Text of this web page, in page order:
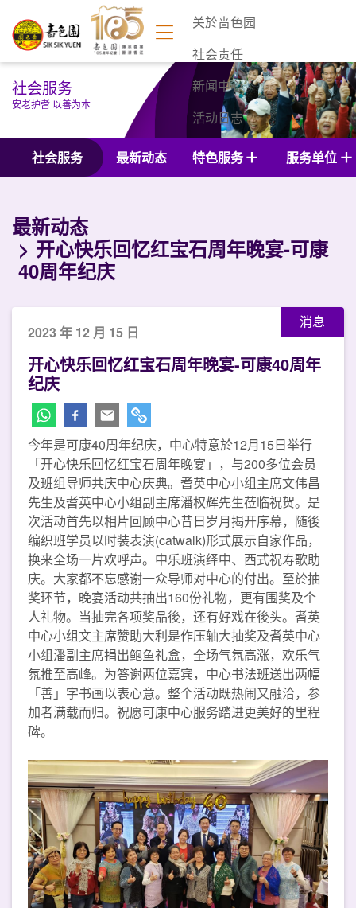
关於啬色园
社会责任
新闻中心
活动日志
联络我们
社会服务
安老护耆 以善为本
社会服务 最新动态 特色服务 服务单位
最新动态
开心快乐回忆红宝石周年晚宴-可康
40周年纪庆
消息
2023 年 12 月 15 日
开心快乐回忆红宝石周年晚宴-可康40周年
纪庆
今年是可康40周年纪庆，中心特意於12月15日举行
「开心快乐回忆红宝石周年晚宴」，与200多位会员
及班组导师共庆中心庆典。耆英中心小组主席文伟昌
先生及耆英中心小组副主席潘权辉先生莅临祝贺。是
次活动首先以相片回顾中心昔日岁月揭开序幕，随後
编织班学员以时装表演(catwalk)形式展示自家作品，
换来全场一片欢呼声。中乐班演绎中、西式祝寿歌助
庆。大家都不忘感谢一众导师对中心的付出。至於抽
奖环节，晚宴活动共抽出160份礼物，更有围奖及个
人礼物。当抽完各项奖品後，还有好戏在後头。耆英
中心小组文主席赞助大利是作压轴大抽奖及耆英中心
小组潘副主席捐出鲍鱼礼盒，全场气氛高涨，欢乐气
氛推至高峰。为答谢两位嘉宾，中心书法班送出两幅
「善」字书画以表心意。整个活动既热闹又融洽，参
加者满载而归。祝愿可康中心服务踏进更美好的里程
碑。